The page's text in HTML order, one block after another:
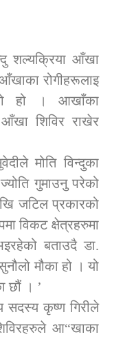
सुचना सन्देश
जुम्लाको सुचना
जुम्लाकाे सुचना
शल्यक्रिया आँखा
रोगीहरूलाइ
हो । आखाँका
आँखा शिविर राखेर
मोति विन्दुका
गुमाउनु परेको
जटिल प्रकारको
विकट क्षेत्रहरुमा
बताउदै डा.
मौका हो । यो
छौं । ’
सदस्य कृष्ण गिरीले
आ“खाका